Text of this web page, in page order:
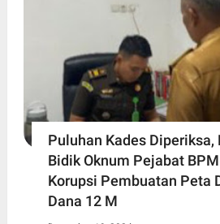
Puluhan Kades Diperiksa,
Bidik Oknum Pejabat
Korupsi Pembuatan Peta
Dana 12 M